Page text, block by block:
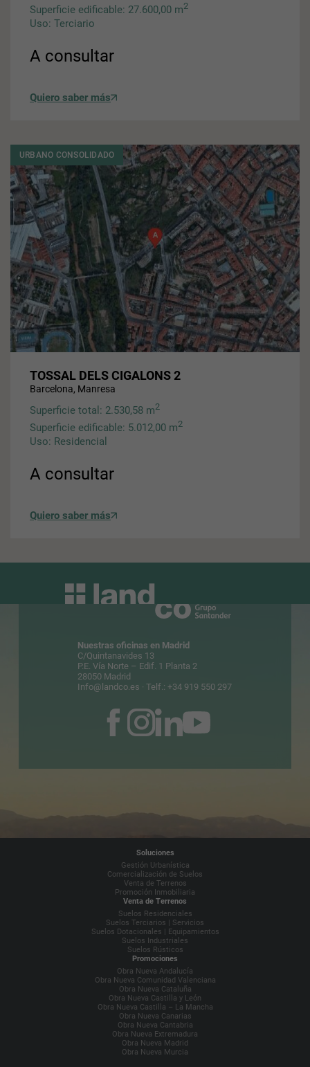
Superficie edificable: 27.600,00 m2
Uso: Terciario
A consultar
Quiero saber más
URBANO CONSOLIDADO
TOSSAL DELS CIGALONS 2
Barcelona, Manresa
Superficie total: 2.530,58 m2
Superficie edificable: 5.012,00 m2
Uso: Residencial
A consultar
Quiero saber más
Nuestras oficinas en Madrid
C/Quintanavides 13
P.E. Vía Norte – Edif. 1 Planta 2
28050 Madrid
Info@landco.es · Telf.: +34 919 550 297
Soluciones
Gestión Urbanística
Comercialización de Suelos
Venta de Terrenos
Promoción Inmobiliaria
Venta de Terrenos
Suelos Residenciales
Suelos Terciarios | Servicios
Suelos Dotacionales | Equipamientos
Suelos Industriales
Suelos Rústicos
Promociones
Obra Nueva Andalucía
Obra Nueva Comunidad Valenciana
Obra Nueva Cataluña
Obra Nueva Castilla y León
Obra Nueva Castilla – La Mancha
Obra Nueva Canarias
Obra Nueva Cantabria
Obra Nueva Extremadura
Obra Nueva Madrid
Obra Nueva Murcia